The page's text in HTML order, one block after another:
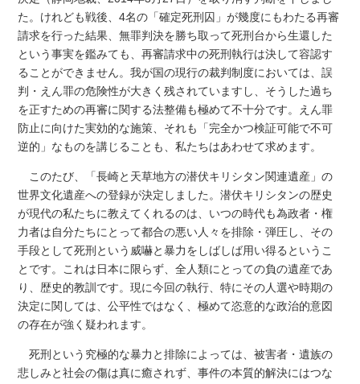
た。けれども戦後、4名の「確定死刑囚」が幾度にもわたる再審
請求を行った結果、無罪判決を勝ち取って死刑台から生還した
という事実を鑑みても、再審請求中の死刑執行は決して容認す
ることができません。我が国の現行の裁判制度においては、誤
判・えん罪の危険性が大きく残されていますし、そうした過ち
を正すための再審に関する法整備も極めて不十分です。えん罪
防止に向けた実効的な施策、それも「完全かつ検証可能で不可
逆的」なものを講じることも、私たちはあわせて求めます。
このたび、「長崎と天草地方の潜伏キリシタン関連遺産」の
世界文化遺産への登録が決定しました。潜伏キリシタンの歴史
が現代の私たちに教えてくれるのは、いつの時代も為政者・権
力者は自分たちにとって都合の悪い人々を排除・弾圧し、その
手段として死刑という威嚇と暴力をしばしば用い得るというこ
とです。これは日本に限らず、全人類にとっての負の遺産であ
り、歴史的教訓です。現に今回の執行、特にその人選や時期の
決定に関しては、公平性ではなく、極めて恣意的な政治的意図
の存在が強く疑われます。
死刑という究極的な暴力と排除によっては、被害者・遺族の
悲しみと社会の傷は真に癒されず、事件の本質的解決にはつな